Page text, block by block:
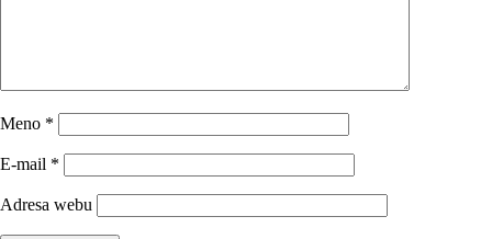
Meno *
E-mail *
Adresa webu